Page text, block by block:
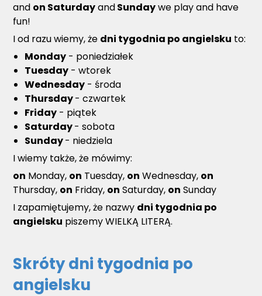
and on SaturdayandSundaywe play and have
fun!
I od razu wiemy, że dni tygodnia po angielsku to:
Monday - poniedziałek
Tuesday - wtorek
Wednesday - środa
Thursday- czwartek
Friday - piątek
Saturday- sobota
Sunday- niedziela
I wiemy także, że mówimy:
on Monday, on Tuesday, on Wednesday, on
Thursday, on Friday, on Saturday, on Sunday
I zapamiętujemy, że nazwy dni tygodnia po
angielsku piszemy WIELKĄ LITERĄ.
Skróty dni tygodnia po
angielsku